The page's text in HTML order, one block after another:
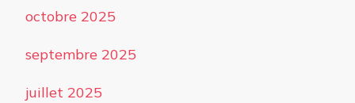
octobre 2025
septembre 2025
juillet 2025